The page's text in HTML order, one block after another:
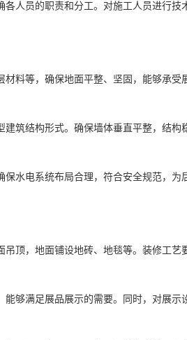
人员的职责和分工。对施工人员进行技
料等，确保地面平整、坚固，能够承受
筑结构形式。确保墙体垂直平整，结构
水电系统布局合理，符合安全规范，为
顶，地面铺设地砖、地毯等。装修工艺
够满足展品展示的需要。同时，对展示